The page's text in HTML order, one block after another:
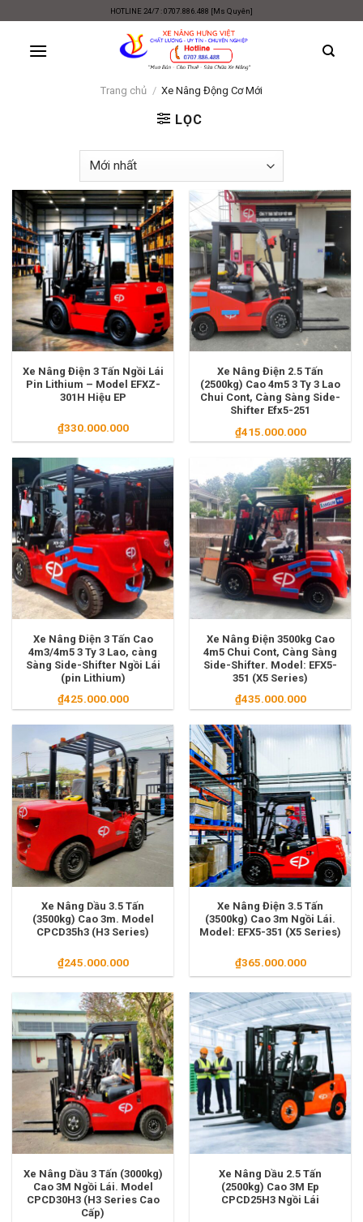
content
HOTLINE 24/7 : 0707.886.488 [Ms Quyên]
Trang chủ / Xe Nâng Động Cơ Mới
LỌC
Xe Nâng Điện 3 Tấn Ngồi Lái
Pin Lithium – Model EFXZ-
301H Hiệu EP
₫330.000.000
Xe Nâng Điện 2.5 Tấn
(2500kg) Cao 4m5 3 Ty 3 Lao
Chui Cont, Càng Sàng Side-
Shifter Efx5-251
₫415.000.000
Xe Nâng Điện 3 Tấn Cao
4m3/4m5 3 Ty 3 Lao, càng
Sàng Side-Shifter Ngồi Lái
(pin Lithium)
₫425.000.000
Xe Nâng Điện 3500kg Cao
4m5 Chui Cont, Càng Sàng
Side-Shifter. Model: EFX5-
351 (X5 Series)
₫435.000.000
Xe Nâng Dầu 3.5 Tấn
(3500kg) Cao 3m. Model
CPCD35h3 (H3 Series)
₫245.000.000
Xe Nâng Điện 3.5 Tấn
(3500kg) Cao 3m Ngồi Lái.
Model: EFX5-351 (X5 Series)
₫365.000.000
Xe Nâng Dầu 3 Tấn (3000kg)
Cao 3M Ngồi Lái. Model
CPCD30H3 (H3 Series Cao
Cấp)
Xe Nâng Dầu 2.5 Tấn
(2500kg) Cao 3M Ep
CPCD25H3 Ngồi Lái